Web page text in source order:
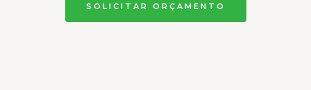
SOLICITAR ORÇAMENTO